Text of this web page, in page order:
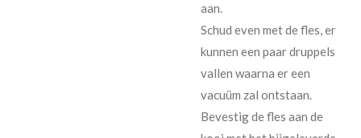
aan.
Schud even met de fles, er
kunnen een paar druppels
vallen waarna er een
vacuüm zal ontstaan.
Bevestig de fles aan de